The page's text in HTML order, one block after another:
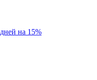
на 15%